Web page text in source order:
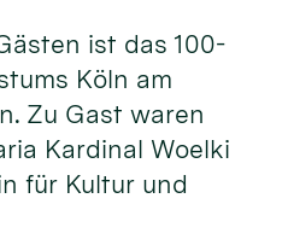
ist das 100-
Köln am
Zu Gast waren
Kardinal Woelki
für Kultur und